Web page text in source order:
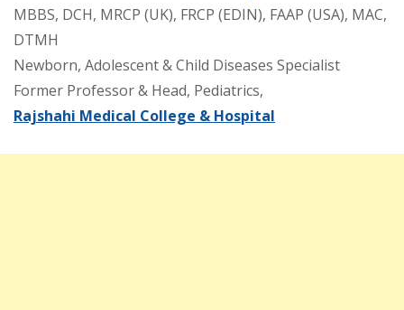
MBBS, DCH, MRCP (UK), FRCP (EDIN), FAAP (USA), MAC,
DTMH
Newborn, Adolescent & Child Diseases Specialist
Former Professor & Head, Pediatrics,
Rajshahi Medical College & Hospital